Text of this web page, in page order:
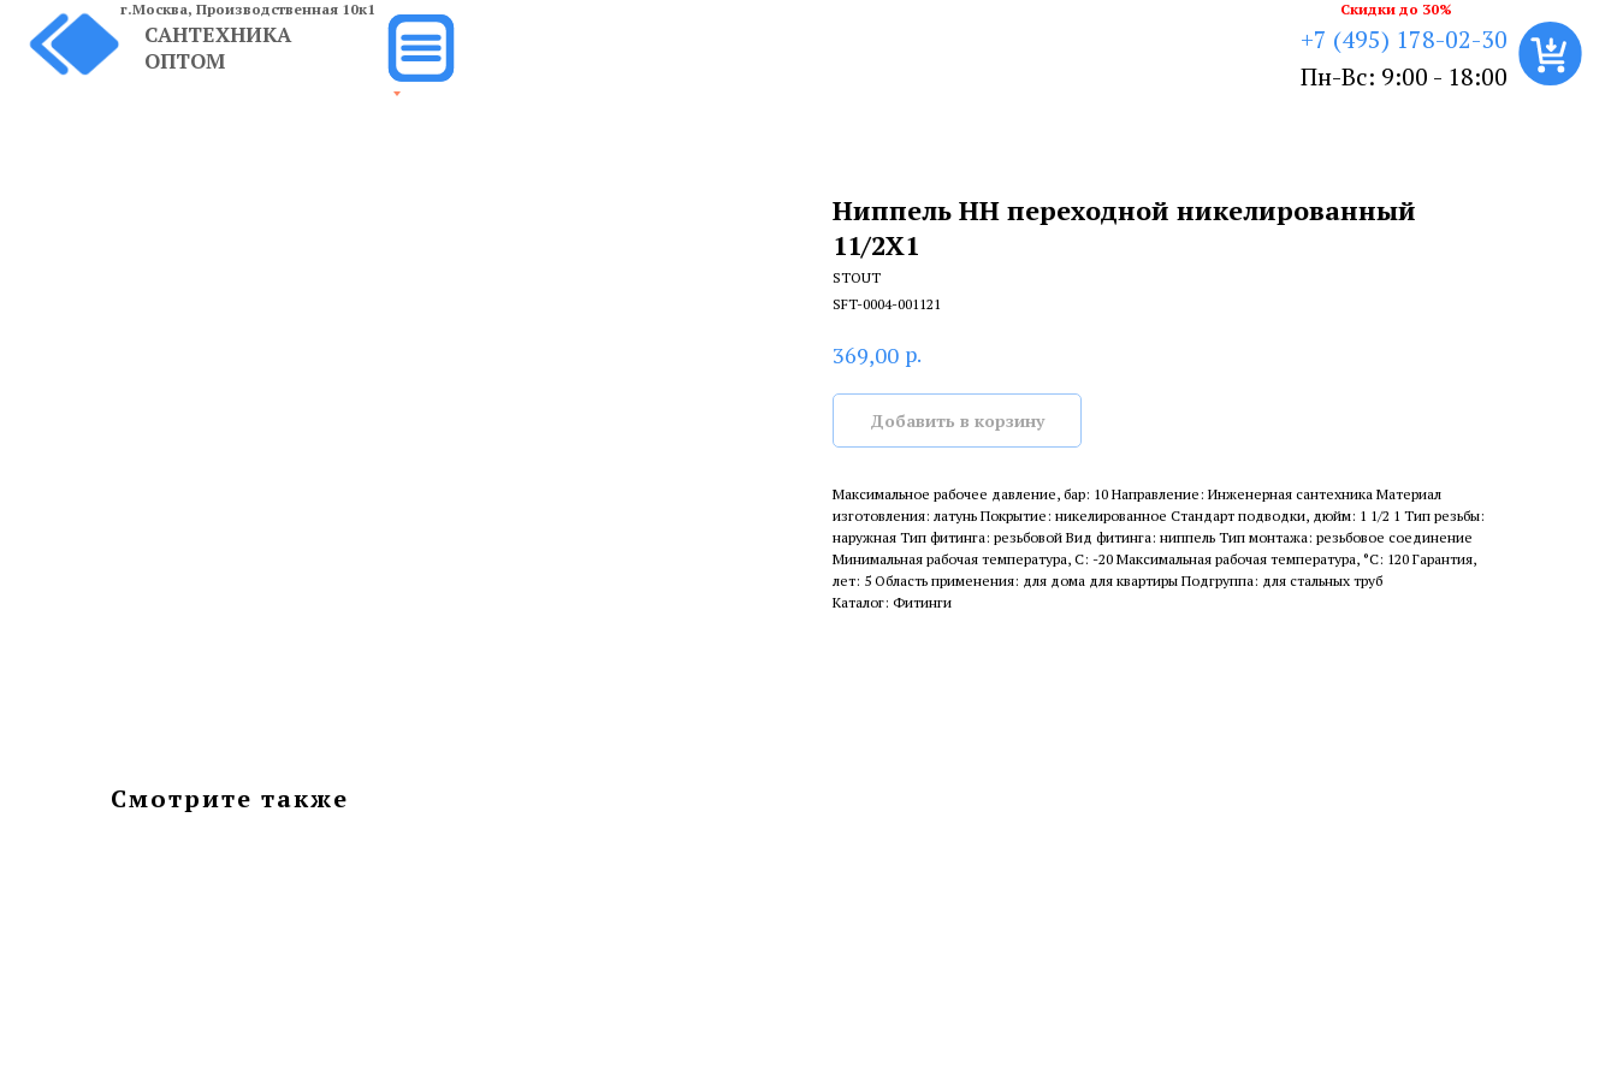
САНТЕХНИКА
ОПТОМ
+7 (495) 178-02-30
Пн-Вс: 9:00 - 18:00
г.Москва, Производственная 10к1 Скидки до 30%
Ниппель НН переходной никелированный
11/2X1
STOUT
SFT-0004-001121
369,00 р.
Добавить в корзину
Максимальное рабочее давление, бар: 10 Направление: Инженерная сантехника Материал
изготовления: латунь Покрытие: никелированное Стандарт подводки, дюйм: 1 1/2 1 Тип резьбы:
наружная Тип фитинга: резьбовой Вид фитинга: ниппель Тип монтажа: резьбовое соединение
Минимальная рабочая температура, С: -20 Максимальная рабочая температура, °С: 120 Гарантия,
лет: 5 Область применения: для дома для квартиры Подгруппа: для стальных труб
Каталог: Фитинги
Смотрите также